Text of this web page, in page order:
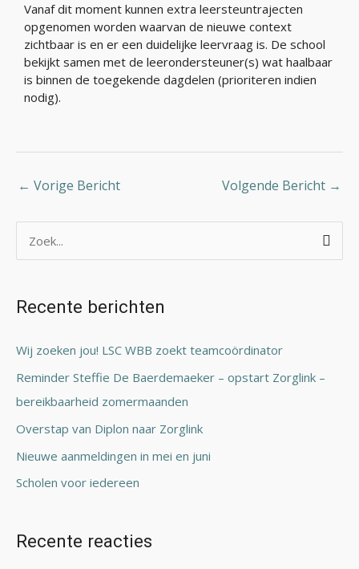
Vanaf dit moment kunnen extra leersteuntrajecten
opgenomen worden waarvan de nieuwe context
zichtbaar is en er een duidelijke leervraag is. De school
bekijkt samen met de leerondersteuner(s) wat haalbaar
is binnen de toegekende dagdelen (prioriteren indien
nodig).
← Vorige Bericht Volgende Bericht →
k
:
Recente berichten
Wij zoeken jou! LSC WBB zoekt teamcoördinator
Reminder Steffie De Baerdemaeker – opstart Zorglink –
bereikbaarheid zomermaanden
Overstap van Diplon naar Zorglink
Nieuwe aanmeldingen in mei en juni
Scholen voor iedereen
Recente reacties